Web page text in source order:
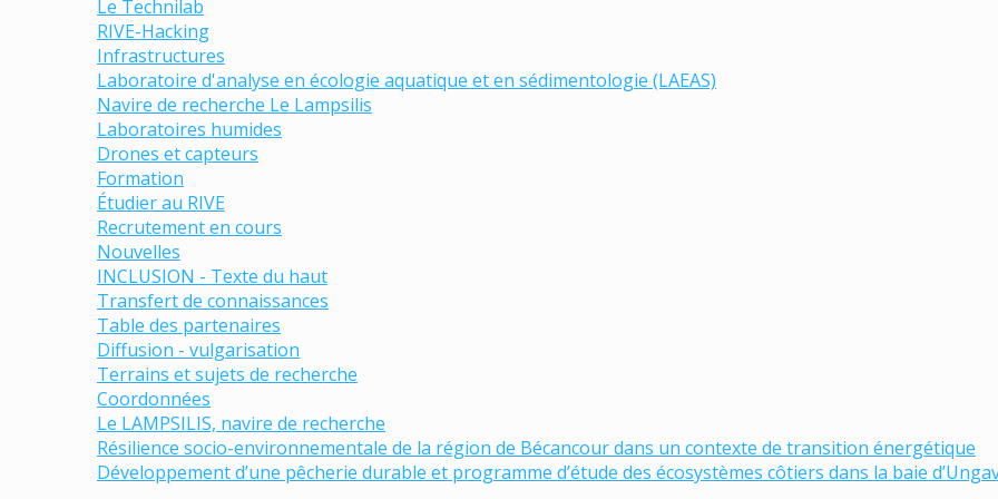
Le Technilab
RIVE-Hacking
Infrastructures
Laboratoire d'analyse en écologie aquatique et en sédimentologie (LAEAS)
Navire de recherche Le Lampsilis
Laboratoires humides
Drones et capteurs
Formation
Étudier au RIVE
Recrutement en cours
Nouvelles
INCLUSION - Texte du haut
Transfert de connaissances
Table des partenaires
Diffusion - vulgarisation
Terrains et sujets de recherche
Coordonnées
Le LAMPSILIS, navire de recherche
Résilience socio-environnementale de la région de Bécancour dans un contexte de transition énergétique
Développement d’une pêcherie durable et programme d’étude des écosystèmes côtiers dans la baie